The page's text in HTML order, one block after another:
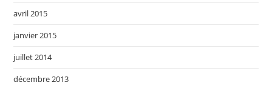
avril 2015
janvier 2015
juillet 2014
décembre 2013